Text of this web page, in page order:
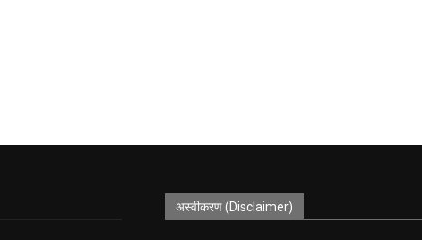
अस्वीकरण (Disclaimer)